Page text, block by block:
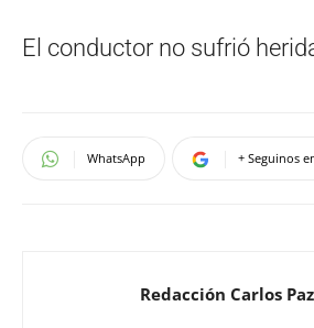
El conductor no sufrió
WhatsApp + Seguinos
Redacción Carlos